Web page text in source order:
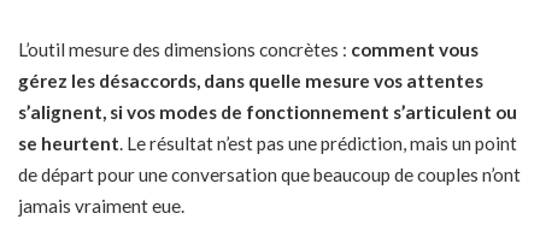
L’outil mesure des dimensions concrètes : comment vous
gérez les désaccords, dans quelle mesure vos attentes
s’alignent, si vos modes de fonctionnement s’articulent ou
se heurtent. Le résultat n’est pas une prédiction, mais un point
de départ pour une conversation que beaucoup de couples n’ont
jamais vraiment eue.